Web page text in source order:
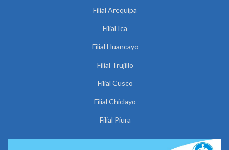
Filial Arequipa
Filial Ica
Filial Huancayo
Filial Trujillo
Filial Cusco
Filial Chiclayo
Filial Piura